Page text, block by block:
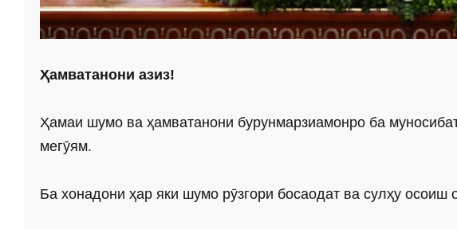
Ҳамватанони азиз!
Ҳамаи шумо ва ҳамватанони бурунмарзиамонро ба
мегӯям.
Ба хонадони ҳар яки шумо рӯзгори босаодат ва сулҳу осоиш